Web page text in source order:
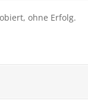
ohne Erfolg.